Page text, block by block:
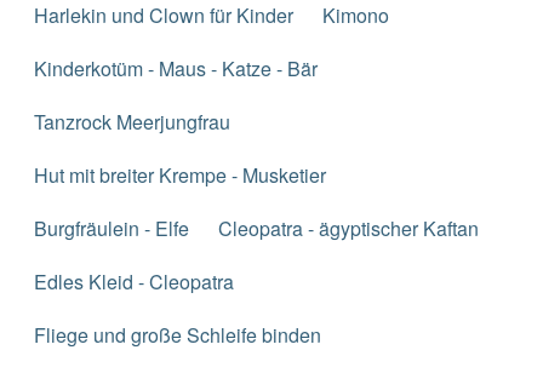
Harlekin und Clown für Kinder
Kimono
Kinderkotüm - Maus - Katze - Bär
Tanzrock Meerjungfrau
Hut mit breiter Krempe - Musketier
Burgfräulein - Elfe
Cleopatra - ägyptischer Kaftan
Edles Kleid - Cleopatra
Fliege und große Schleife binden